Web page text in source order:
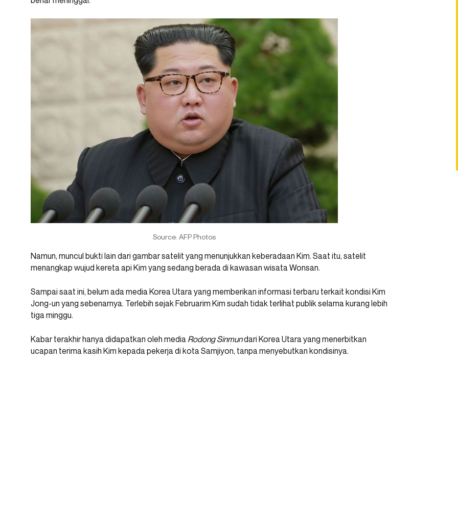
Source: AFP Photos
Namun, muncul bukti lain dari gambar satelit yang menunjukkan keberadaan Kim. Saat itu, satelit
menangkap wujud kereta api Kim yang sedang berada di kawasan wisata Wonsan.
Sampai saat ini, belum ada media Korea Utara yang memberikan informasi terbaru terkait kondisi Kim
Jong-un yang sebenarnya. Terlebih sejak Februarim Kim sudah tidak terlihat publik selama kurang lebih
tiga minggu.
Kabar terakhir hanya didapatkan oleh media Rodong Sinmundari Korea Utara yang menerbitkan
ucapan terima kasih Kim kepada pekerja di kota Samjiyon, tanpa menyebutkan kondisinya.